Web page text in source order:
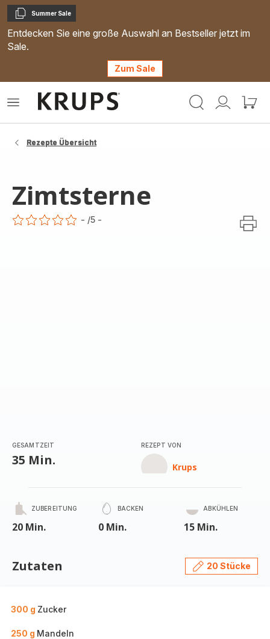
Kopieren
Summer Sale
Entdecken Sie eine große Auswahl an Bestseller jetzt im
Sale.
Zum Sale
Mein
Mein
Das
Rezepte Übersicht
Zimtsterne
- /5 -
GESAMTZEIT
35 Min.
REZEPT VON
Krups
ZUBEREITUNG
20 Min.
BACKEN
0 Min.
ABKÜHLEN
15 Min.
Zutaten 20 Stücke
300 g Zucker
250 g Mandeln